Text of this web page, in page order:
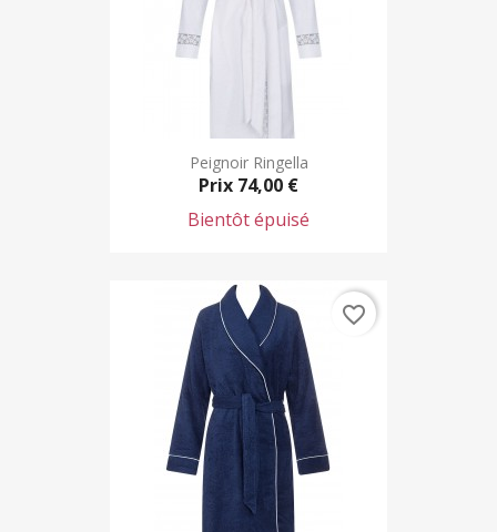
Peignoir Ringella
Prix 74,00 €
Bientôt épuisé
favorite_border